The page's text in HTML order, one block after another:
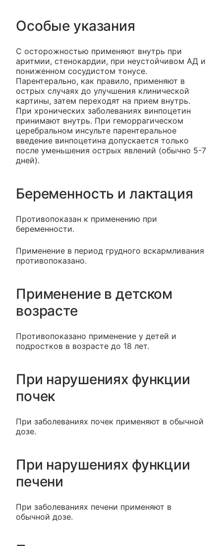
Особые указания
С осторожностью применяют внутрь при
аритмии, стенокардии, при неустойчивом АД и
пониженном сосудистом тонусе.
Парентерально, как правило, применяют в
острых случаях до улучшения клинической
картины, затем переходят на прием внутрь.
При хронических заболеваниях винпоцетин
принимают внутрь. При геморрагическом
церебральном инсульте парентеральное
введение винпоцетина допускается только
после уменьшения острых явлений (обычно 5-7
дней).
Беременность и лактация
Противопоказан к применению при
беременности.
Применение в период грудного вскармливания
противопоказано.
Применение в детском
возрасте
Противопоказано применение у детей и
подростков в возрасте до 18 лет.
При нарушениях функции
почек
При заболеваниях почек применяют в обычной
дозе.
При нарушениях функции
печени
При заболеваниях печени применяют в
обычной дозе.